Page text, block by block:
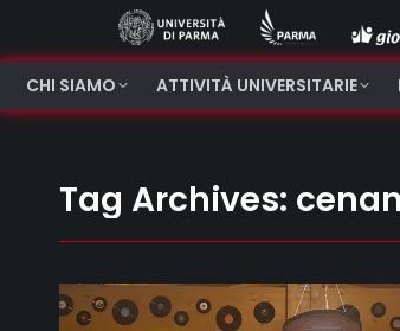
CHI SIAMO ATTIVITÀ UNIVERSITARIE
Tag Archives: